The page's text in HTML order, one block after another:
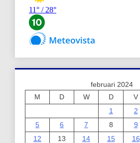
februari 2024
M
D W D V
1
2
5
6 7 8 9
12
13 14 15 16